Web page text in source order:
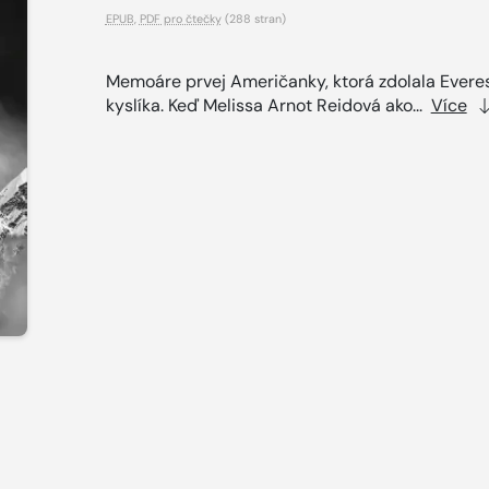
EPUB PDF pro čtečky(288 stran)
Memoáre prvej Američanky, ktorá zdolala
kyslíka. Keď Melissa Arnot Reidová ako... Více